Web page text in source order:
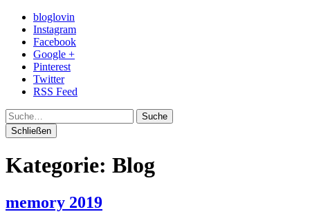
bloglovin
Instagram
Facebook
Google +
Pinterest
Twitter
RSS Feed
Suche
Schließen
Kategorie: Blog
memory 2019